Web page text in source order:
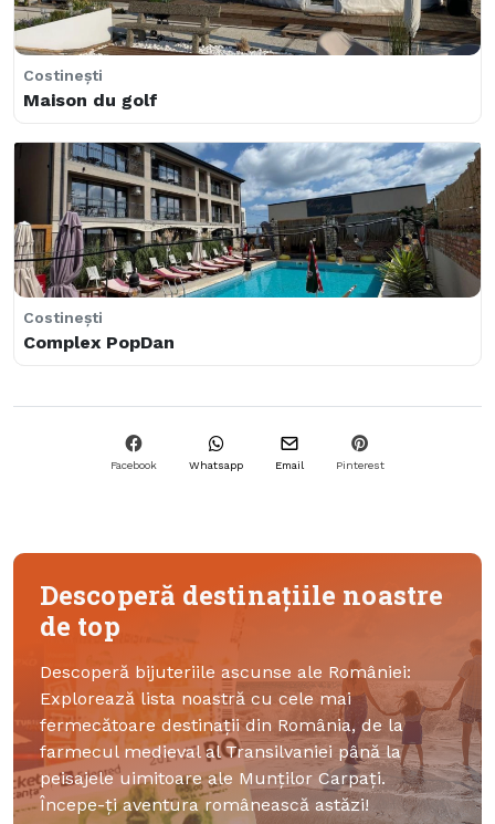
23 August
Halta Pescăruș Accomodation
Mamaia
Pensiunea Alfa
Costineşti
Maison du golf
Costineşti
Complex PopDan
Facebook Whatsapp Email Pinterest
Descoperă destinațiile noastre
de top
Descoperă bijuteriile ascunse ale României:
Explorează lista noastră cu cele mai
fermecătoare destinații din România, de la
farmecul medieval al Transilvaniei până la
peisajele uimitoare ale Munților Carpați.
Începe-ți aventura românească astăzi!